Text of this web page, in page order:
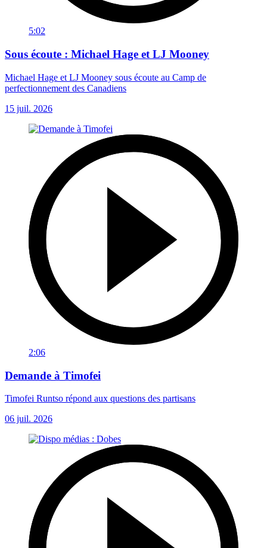
5:02
Sous écoute : Michael Hage et LJ Mooney
Michael Hage et LJ Mooney sous écoute au Camp de
perfectionnement des Canadiens
15 juil. 2026
2:06
Demande à Timofei
Timofei Runtso répond aux questions des partisans
06 juil. 2026